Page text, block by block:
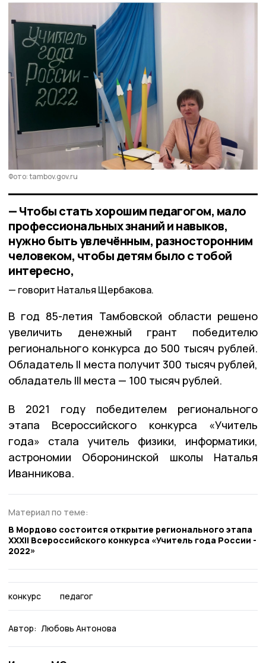
Фото: tambov.gov.ru
— Чтобы стать хорошим педагогом, мало
профессиональных знаний и навыков,
нужно быть увлечённым, разносторонним
человеком, чтобы детям было с тобой
интересно,
говорит Наталья Щербакова.
В год 85-летия Тамбовской области решено
увеличить денежный грант победителю
регионального конкурса до 500 тысяч рублей.
Обладатель II места получит 300 тысяч рублей,
обладатель III места — 100 тысяч рублей.
В 2021 году победителем регионального
этапа Всероссийского конкурса «Учитель
года» стала учитель физики, информатики,
астрономии Оборонинской школы Наталья
Иванникова.
Материал по теме:
В Мордово состоится открытие регионального этапа
XXXII Всероссийского конкурса «Учитель года России -
2022»
конкурс педагог
Автор: Любовь Антонова